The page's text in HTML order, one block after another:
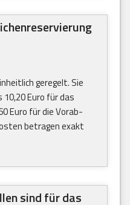
geregelt. Sie
Euro für das
Euro für die Vorab-
betragen exakt
sind für das